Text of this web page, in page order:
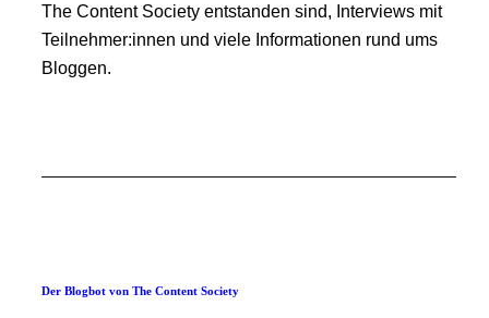
The Content Society entstanden sind, Interviews mit
Teilnehmer:innen und viele Informationen rund ums
Bloggen.
Der Blogbot von The Content Society